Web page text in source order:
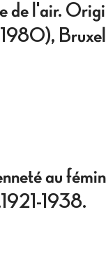
de l'air.
1980),
au
1938.